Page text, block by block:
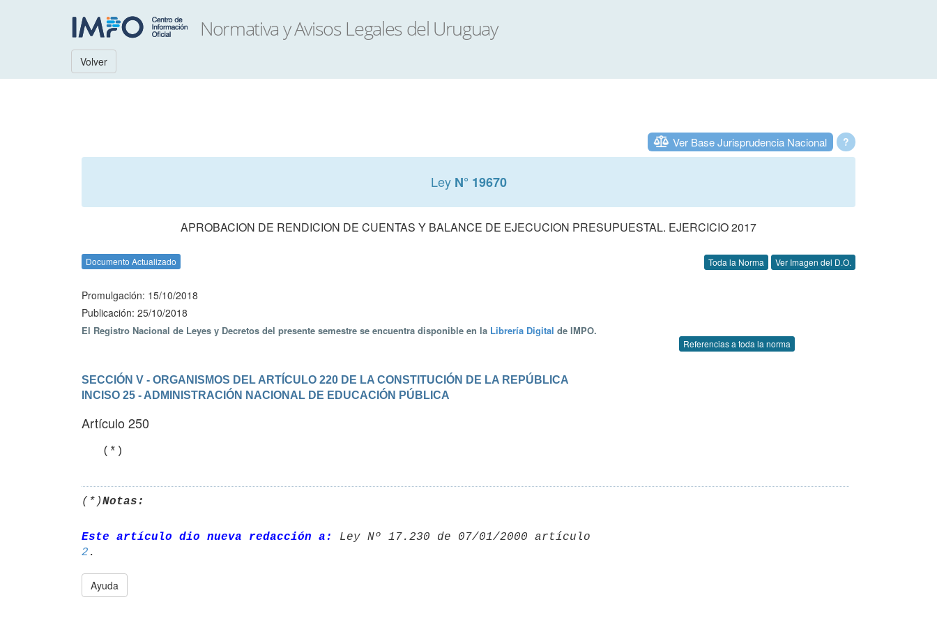
Volver
?
Ver Base Jurisprudencia Nacional
Ley N° 19670
APROBACION DE RENDICION DE CUENTAS Y BALANCE DE EJECUCION PRESUPUESTAL. EJERCICIO 2017
Documento Actualizado Toda la Norma Ver Imagen del D.O.
Promulgación: 15/10/2018
Publicación: 25/10/2018
El Registro Nacional de Leyes y Decretos del presente semestre se encuentra disponible en la Librería Digital de IMPO.
Referencias a toda la norma
SECCIÓN V - ORGANISMOS DEL ARTÍCULO 220 DE LA CONSTITUCIÓN DE LA REPÚBLICA
INCISO 25 - ADMINISTRACIÓN NACIONAL DE EDUCACIÓN PÚBLICA
Artículo 250
(*)Notas:
Este artículo dio nueva redacción a:
2
Ayuda